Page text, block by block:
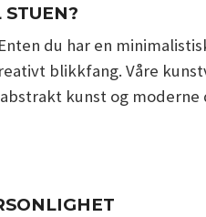
du har en
blikkfang. Våre
kunst og